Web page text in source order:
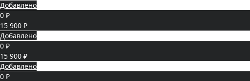
Добавлено
0 ₽
15 900 ₽
Добавлено
0 ₽
15 900 ₽
Добавлено
0 ₽